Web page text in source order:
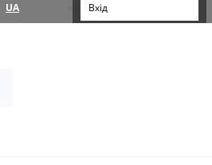
UA
Вхід